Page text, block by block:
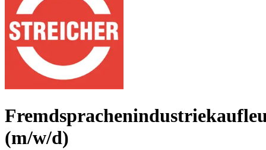
(m/w/d)